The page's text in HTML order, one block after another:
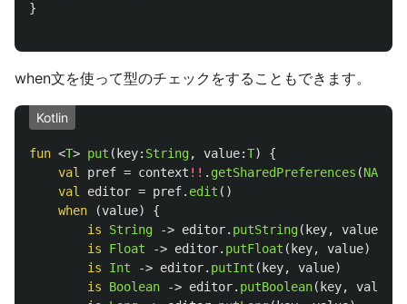
}
when文を使って型のチェックをすることもできます。
Kotlin
fun <T> put ( key: String, value:T)
{
val
pref = context !! . getSharedPreferences (NAME
val
editor = pref. edit ()
when
(value)
{
is
String -> editor. putString( key, value
is
Float -> editor. putFloat ( key, value)
is
Int -> editor. putInt ( key, value)
is
Boolean -> editor. putBoolean( key, value